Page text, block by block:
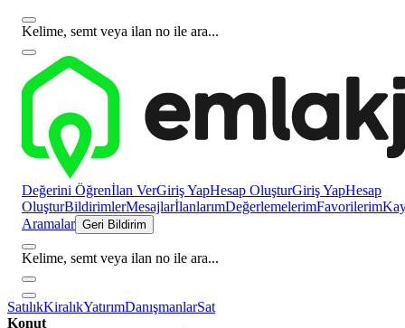
Kelime, semt veya ilan no ile ara...
Değerini Öğrenİlan VerGiriş YapHesap OluşturGiriş YapHesap
OluşturBildirimlerMesajlarİlanlarımDeğerlemelerimFavorilerim
Aramalar Geri Bildirim
Kelime, semt veya ilan no ile ara...
SatılıkKiralıkYatırımDanışmanlarSat
Konut